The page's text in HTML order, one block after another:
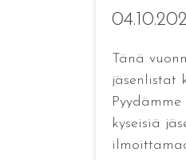
Tänä
jäsenlistat
kyseisiä